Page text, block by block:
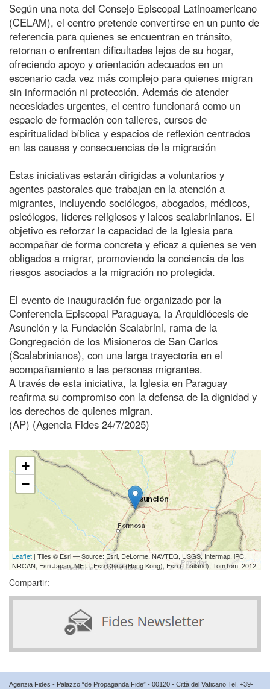
Según una nota del Consejo Episcopal Latinoamericano
(CELAM), el centro pretende convertirse en un punto de
referencia para quienes se encuentran en tránsito,
retornan o enfrentan dificultades lejos de su hogar,
ofreciendo apoyo y orientación adecuados en un
escenario cada vez más complejo para quienes migran
sin información ni protección. Además de atender
necesidades urgentes, el centro funcionará como un
espacio de formación con talleres, cursos de
espiritualidad bíblica y espacios de reflexión centrados
en las causas y consecuencias de la migración
Estas iniciativas estarán dirigidas a voluntarios y
agentes pastorales que trabajan en la atención a
migrantes, incluyendo sociólogos, abogados, médicos,
psicólogos, líderes religiosos y laicos scalabrinianos. El
objetivo es reforzar la capacidad de la Iglesia para
acompañar de forma concreta y eficaz a quienes se ven
obligados a migrar, promoviendo la conciencia de los
riesgos asociados a la migración no protegida.
El evento de inauguración fue organizado por la
Conferencia Episcopal Paraguaya, la Arquidiócesis de
Asunción y la Fundación Scalabrini, rama de la
Congregación de los Misioneros de San Carlos
(Scalabrinianos), con una larga trayectoria en el
acompañamiento a las personas migrantes.
A través de esta iniciativa, la Iglesia en Paraguay
reafirma su compromiso con la defensa de la dignidad y
los derechos de quienes migran.
(AP) (Agencia Fides 24/7/2025)
+
−
Leaflet | Tiles © Esri — Source: Esri, DeLorme, NAVTEQ, USGS, Intermap, iPC,
NRCAN, Esri Japan, METI, Esri China (Hong Kong), Esri (Thailand), TomTom, 2012
Compartir:
Agenzia Fides - Palazzo “de Propaganda Fide” - 00120 - Città del Vaticano Tel. +39-